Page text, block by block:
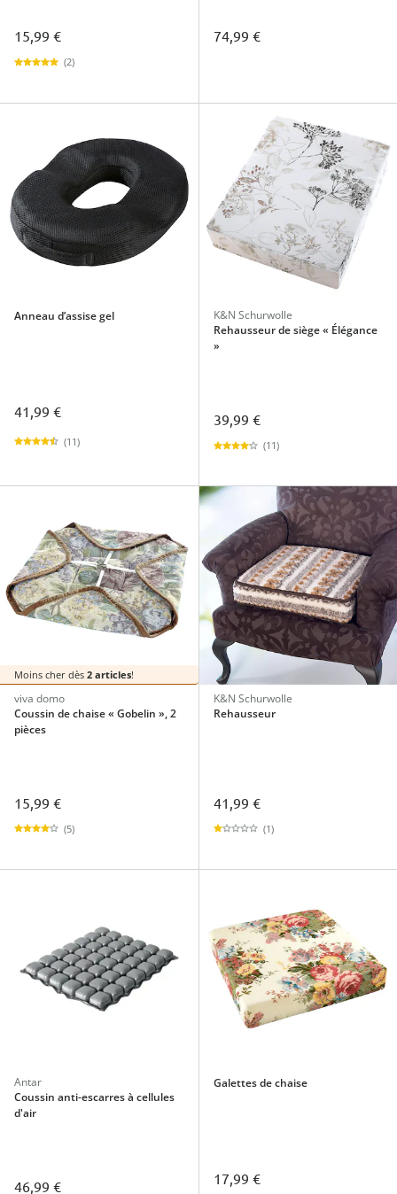
15,99 €
(2)
74,99 €
Anneau d’assise gel
41,99 €
(11)
K&N Schurwolle
Rehausseur de siège « Élégance
»
39,99 €
(11)
Moins cher dès 2 articles!
viva domo
Coussin de chaise « Gobelin », 2
pièces
15,99 €
(5)
K&N Schurwolle
Rehausseur
41,99 €
(1)
Antar
Coussin anti-escarres à cellules
d'air
46,99 €
Galettes de chaise
17,99 €